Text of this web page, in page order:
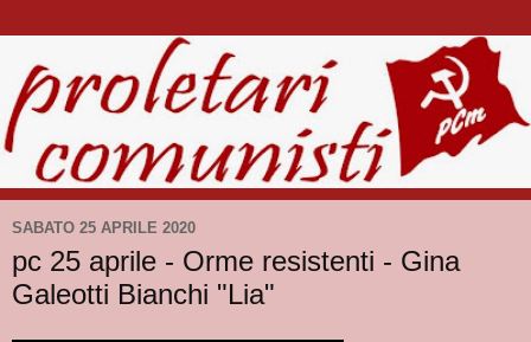
SABATO 25 APRILE 2020
pc 25 aprile - Orme resistenti - Gina
Galeotti Bianchi "Lia"